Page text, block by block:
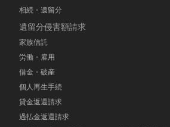
相続・遺留分
遺留分侵害額請求
家族信託
労働・雇用
借金・破産
個人再生手続
貸金返還請求
過払金返還請求